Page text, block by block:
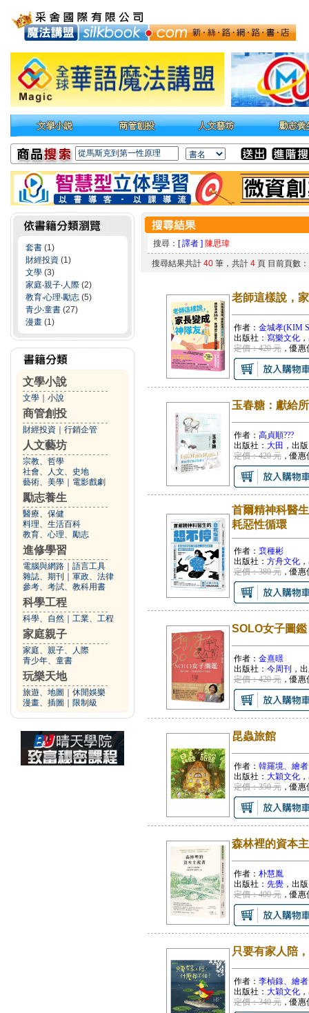
套書 (1)
財經投資 (1)
文學 (3)
家庭‧親子‧人際 (2)
教育‧心理‧勵志 (5)
青少‧童書 (27)
漫畫 (1)
文學小說
文學 小說
商管創投
財經投資 行銷企管
人文藝坊
宗教、哲學
社會、人文、史地
藝術、美學
電影戲劇
勵志養生
醫療、保健
料理、生活百科
教育、心理、勵志
進修學習
電腦與網路
語言工具
雜誌、期刊
軍政、法律
參考、考試、教科用書
科學工程
科學、自然 工業、工程
家庭親子
家庭、親子、人際
青少年、童書
玩樂天地
旅遊、地圖
休閒娛樂
漫畫、插圖
限制級
搜尋： [ 譯者 ] 陳思瑋
搜尋結果共計 40筆，共計 4頁 目前頁數
老師這樣說，
作者： 金城孝(KIM
出版社： 寫樂文化
定價：420 元，優惠
玉春糖：獻給
作者： 高貞順???
出版社： 大田 ，出
定價：420 元，優惠
首爾精神科醫
耗惡性循環
作者： 裵種彬
出版社： 方舟文化
定價：380 元，優惠
SOLO女子圖
作者： 金熹暻
出版社： 今周刊 ，
定價：420 元，優惠
昆蟲旅館
作者： 韓羅境、繪
出版社： 大穎文化
定價：350 元，優惠
森林裡的資本
作者： 朴慧胤
出版社： 先覺，出
定價：400 元，優惠
只要有家人陪
作者： 李楨錄、繪
出版社： 大穎文化
定價：340 元，優惠